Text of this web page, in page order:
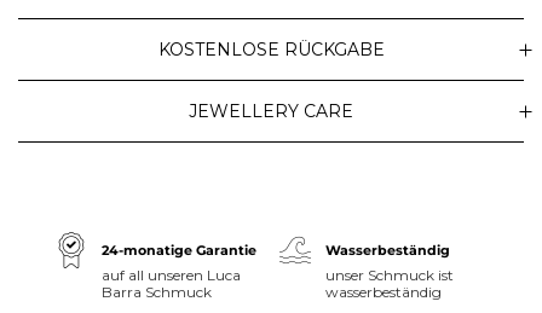
KOSTENLOSE RÜCKGABE
JEWELLERY CARE
24-monatige Garantie
auf all unseren Luca
Barra Schmuck
Wasserbeständig
unser Schmuck ist
wasserbeständig